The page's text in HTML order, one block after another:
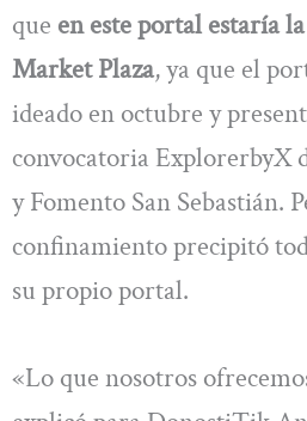
que en este portal estaría
Market Plaza, ya que el
ideado en octubre y
convocatoria ExplorerbyX
y Fomento San Sebastián.
confinamiento precipitó
su propio portal.
«Lo que nosotros